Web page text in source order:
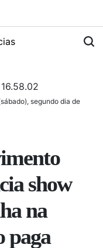
segundo dia de
show
na
paga